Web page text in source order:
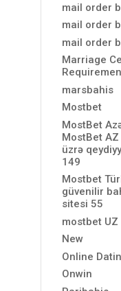
mail order
mail order
mail order
Marriage
marsbahis
Mostbet
MostBet
MostBet AZ
üzrə
149
Mostbet
güvenilir
sitesi 55
mostbet UZ
New
Online
Onwin